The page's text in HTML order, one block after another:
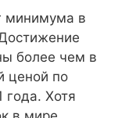
минимума в
более чем в
ценой по
года. Хотя